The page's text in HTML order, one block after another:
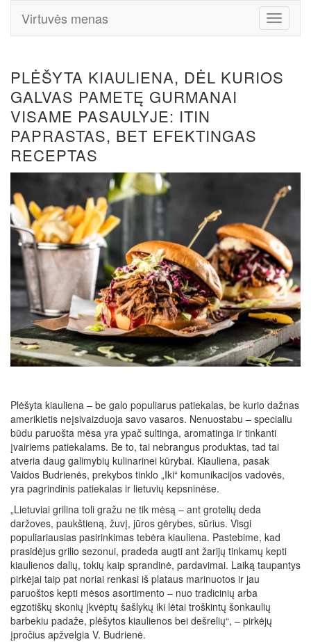
Toggle
Virtuvės menas
PLĖŠYTA KIAULIENA, DĖL KURIOS
GALVAS PAMETĘ GURMANAI
VISAME PASAULYJE: ITIN
PAPRASTAS, BET EFEKTINGAS
RECEPTAS
Plėšyta kiauliena – be galo populiarus patiekalas, be kurio dažnas
amerikietis neįsivaizduoja savo vasaros. Nenuostabu – specialiu
būdu paruošta mėsa yra ypač sultinga, aromatinga ir tinkanti
įvairiems patiekalams. Be to, tai nebrangus produktas, tad tai
atveria daug galimybių kulinarinei kūrybai. Kiauliena, pasak
Vaidos Budrienės, prekybos tinklo „Iki“ komunikacijos vadovės,
yra pagrindinis patiekalas ir lietuvių kepsninėse.
„Lietuviai grilina toli gražu ne tik mėsą – ant grotelių deda
daržoves, paukštieną, žuvį, jūros gėrybes, sūrius. Visgi
populiariausias pasirinkimas tebėra kiauliena. Pastebime, kad
prasidėjus grilio sezonui, pradeda augti ant žarijų tinkamų kepti
kiaulienos dalių, tokių kaip sprandinė, pardavimai. Laiką taupantys
pirkėjai taip pat noriai renkasi iš plataus marinuotos ir jau
paruoštos kepti mėsos asortimento – nuo tradicinių arba
egzotiškų skonių įkvėptų šašlykų iki lėtai troškintų šonkaulių
barbekiu padaže, plėšytos kiaulienos bei dešrelių“, – pirkėjų
įpročius apžvelgia V. Budrienė.